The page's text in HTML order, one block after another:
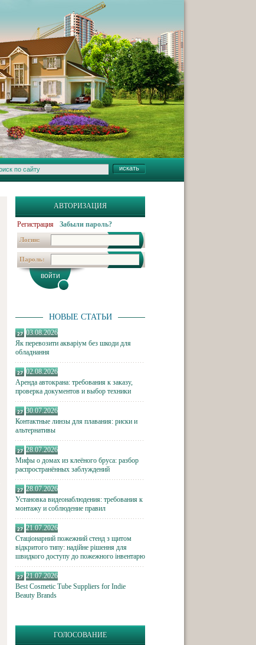
АВТОРИЗАЦИЯ
Регистрация Забыли пароль?
Логин:
Пароль:
НОВЫЕ СТАТЬИ
03.08.2026
Як перевозити акваріум без шкоди для
обладнання
02.08.2026
Аренда автокрана: требования к заказу,
проверка документов и выбор техники
30.07.2026
Контактные линзы для плавания: риски и
альтернативы
28.07.2026
Мифы о домах из клеёного бруса: разбор
распространённых заблуждений
28.07.2026
Установка видеонаблюдения: требования к
монтажу и соблюдение правил
21.07.2026
Стаціонарний пожежний стенд з щитом
відкритого типу: надійне рішення для
швидкого доступу до пожежного інвентарю
21.07.2026
Best Cosmetic Tube Suppliers for Indie
Beauty Brands
ГОЛОСОВАНИЕ